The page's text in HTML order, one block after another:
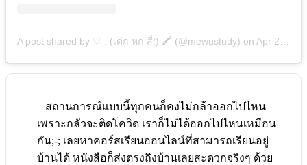
A post shared by ♡ : (เด่ก-หก-สี่!) 🖍 (@mewustudy) on Apr 2, 2020 at 6:01am PDT
สถานการณ์แบบนี้ทุกคนก็คงไม่กล้าออกไปไหน
เพราะกลัวจะติดโควิด เราก็ไม่ได้ออกไปไหนเหมือน
กัน;-; เลยหาคอร์สเรียนออนไลน์ที่สามารถเรียนอยู่
บ้านได้ หนังสือก็ส่งตรงถึงบ้านเลยสะดวกจริงๆ ด้วย